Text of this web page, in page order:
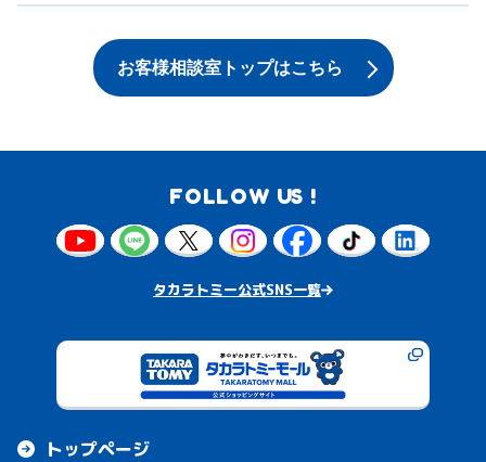
お客様相談室トップはこちら
FOLLOW US !
タカラトミー公式SNS一覧
トップページ